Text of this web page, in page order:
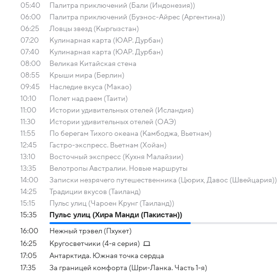
05:40
Палитра приключений (Бали (Индонезия))
06:00
Палитра приключений (Буэнос-Айрес (Аргентина))
06:25
Ловцы звезд (Кыргызстан)
07:20
Кулинарная карта (ЮАР. Дурбан)
07:40
Кулинарная карта (ЮАР. Дурбан)
08:00
Великая Китайская стена
08:55
Крыши мира (Берлин)
09:45
Наследие вкуса (Макао)
10:10
Полет над раем (Таити)
11:00
Истории удивительных отелей (Исландия)
11:30
Истории удивительных отелей (ОАЭ)
11:55
По берегам Тихого океана (Камбоджа, Вьетнам)
12:45
Гастро-экспресс. Вьетнам (Хойан)
13:10
Восточный экспресс (Кухня Малайзии)
13:35
Велотропы Австралии. Новые маршруты
14:00
Записки незрячего путешественника (Цюрих, Давос (Швейцария))
14:25
Традиции вкусов (Таиланд)
15:15
Пульс улиц (Чароен Крунг (Таиланд))
15:35
Пульс улиц (Хира Манди (Пакистан))
16:00
Нежный трэвел (Пхукет)
16:25
Кругосветчики (4-я серия)
17:05
Антарктида. Южная точка сердца
17:35
За границей комфорта (Шри-Ланка. Часть 1-я)